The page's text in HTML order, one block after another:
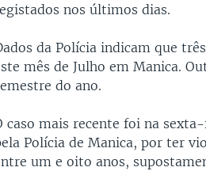
nos últimos dias.
da Polícia indicam que
mês de Julho em Manica.
do ano.
caso mais recente foi na
Polícia de Manica, por ter
um e oito anos,